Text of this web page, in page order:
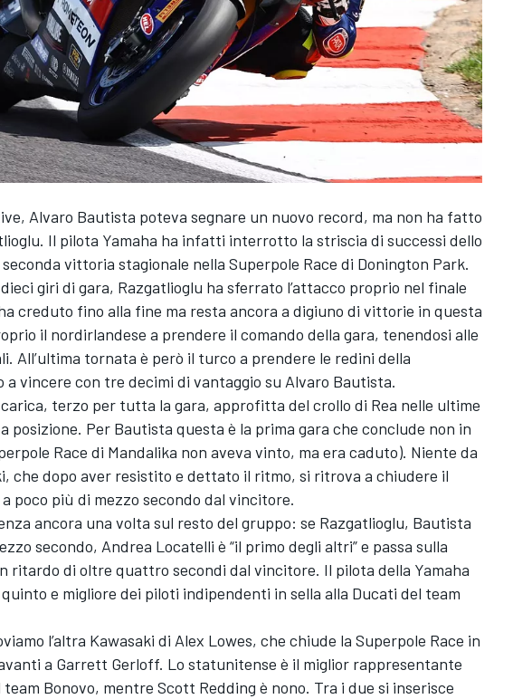
Alvaro Bautista poteva segnare un nuovo record, ma non ha fatto
Il pilota Yamaha ha infatti interrotto la striscia di successi dello
vittoria stagionale nella Superpole Race di Donington Park.
giri di gara, Razgatlioglu ha sferrato l’attacco proprio nel finale
creduto fino alla fine ma resta ancora a digiuno di vittorie in questa
il nordirlandese a prendere il comando della gara, tenendosi alle
All’ultima tornata è però il turco a prendere le redini della
a vincere con tre decimi di vantaggio su Alvaro Bautista.
terzo per tutta la gara, approfitta del crollo di Rea nelle ultime
posizione. Per Bautista questa è la prima gara che conclude non in
Race di Mandalika non aveva vinto, ma era caduto). Niente da
che dopo aver resistito e dettato il ritmo, si ritrova a chiudere il
poco più di mezzo secondo dal vincitore.
ancora una volta sul resto del gruppo: se Razgatlioglu, Bautista
secondo, Andrea Locatelli è “il primo degli altri” e passa sulla
ritardo di oltre quattro secondi dal vincitore. Il pilota della Yamaha
e migliore dei piloti indipendenti in sella alla Ducati del team
l’altra Kawasaki di Alex Lowes, che chiude la Superpole Race in
a Garrett Gerloff. Lo statunitense è il miglior rappresentante
team Bonovo, mentre Scott Redding è nono. Tra i due si inserisce